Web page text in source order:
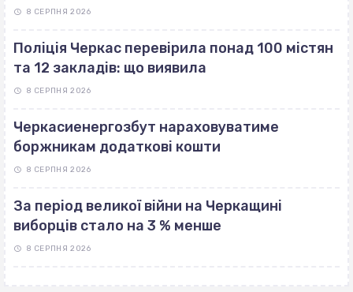
8 СЕРПНЯ 2026
Поліція Черкас перевірила понад 100 містян
та 12 закладів: що виявила
8 СЕРПНЯ 2026
Черкасиенергозбут нараховуватиме
боржникам додаткові кошти
8 СЕРПНЯ 2026
За період великої війни на Черкащині
виборців стало на 3 % менше
8 СЕРПНЯ 2026